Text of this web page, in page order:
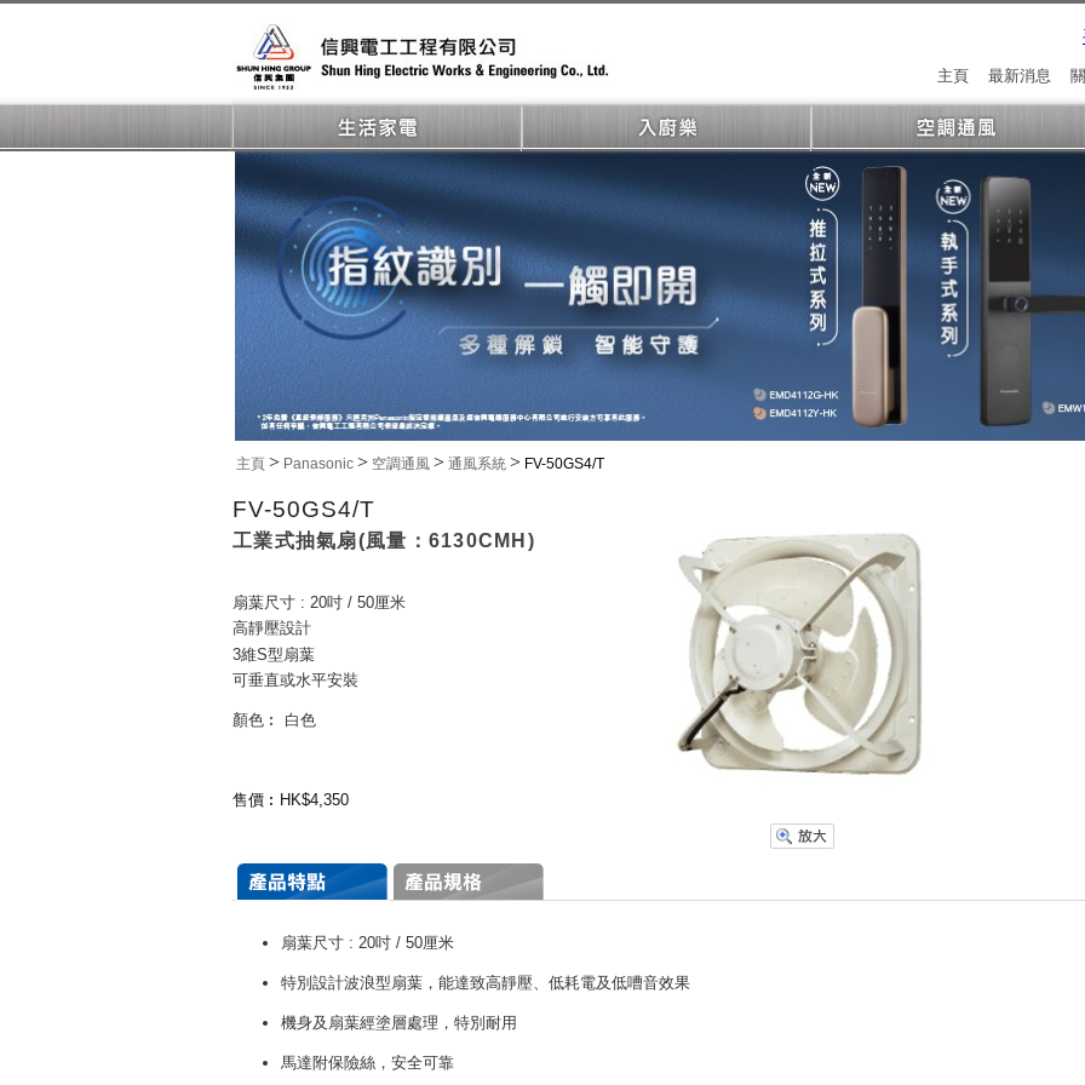
最新消息
主頁
主頁 > Panasonic > 空調通風 > 通風系統 > FV-50GS4/T
FV-50GS4/T
工業式抽氣扇(風量：6130CMH)
扇葉尺寸 : 20吋 / 50厘米
高靜壓設計
3維S型扇葉
可垂直或水平安裝
顏色︰ 白色
售價︰HK$4,350
扇葉尺寸 : 20吋 / 50厘米
特別設計波浪型扇葉，能達致高靜壓、低耗電及低嘈音效果
機身及扇葉經塗層處理，特別耐用
馬達附保險絲，安全可靠